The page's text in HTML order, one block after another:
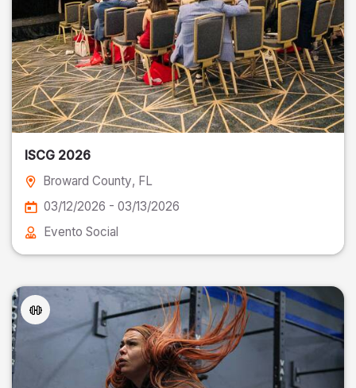
ISCG 2026
Broward County, FL
03/12/2026 - 03/13/2026
Evento Social